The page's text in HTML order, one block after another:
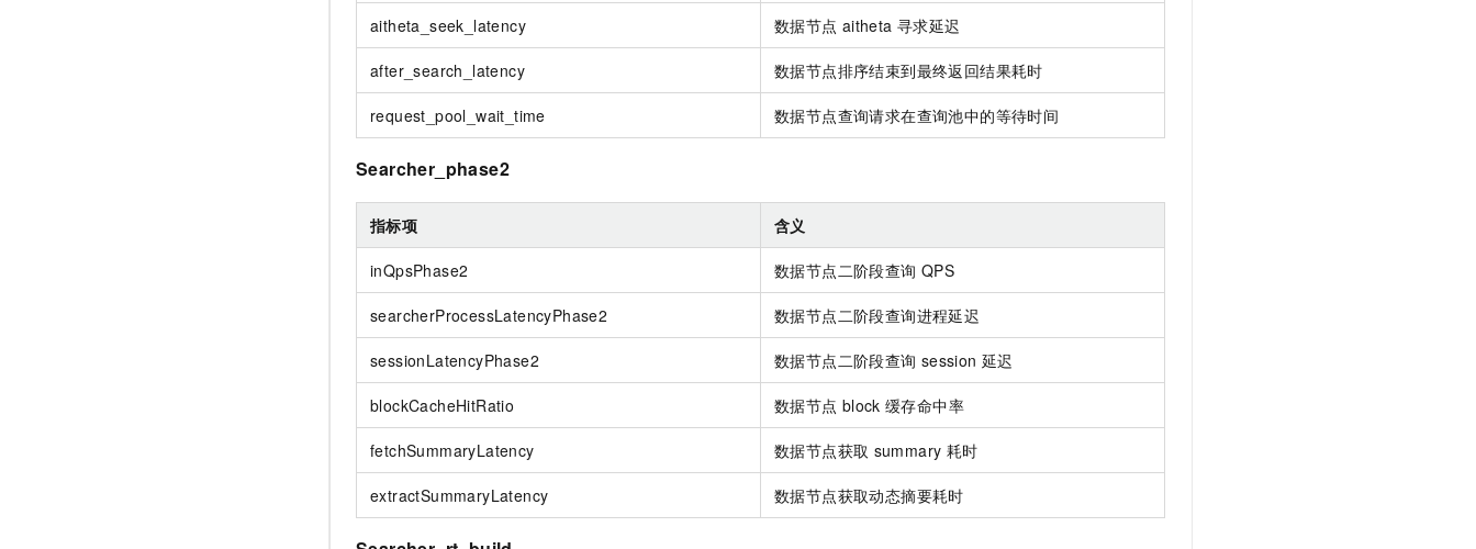
aitheta_seek_latency 数据节点 aitheta 寻求延迟
after_search_latency 数据节点排序结束到最终返回结果耗时
request_pool_wait_time 数据节点查询请求在查询池中的等待时间
Searcher_phase2
指标项 含义
inQpsPhase2 数据节点二阶段查询 QPS
searcherProcessLatencyPhase2 数据节点二阶段查询进程延迟
sessionLatencyPhase2 数据节点二阶段查询 session 延迟
blockCacheHitRatio 数据节点 block 缓存命中率
fetchSummaryLatency 数据节点获取 summary 耗时
extractSummaryLatency 数据节点获取动态摘要耗时